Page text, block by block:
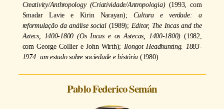
Creativity/Anthropology (Criatividade/Antropologia) (1993, com
Smadar Lavie e Kirin Narayan); Cultura e verdade: a
reformulação da análise social(1989); Editor, The Incas and the
Aztecs, 1400-1800 (Os Incas e os Astecas, 1400-1800) (1982,
com George Collier e John Wirth); Ilongot Headhunting. 1883-
1974: um estudo sobre sociedade e história (1980).
Pablo Federico Semán